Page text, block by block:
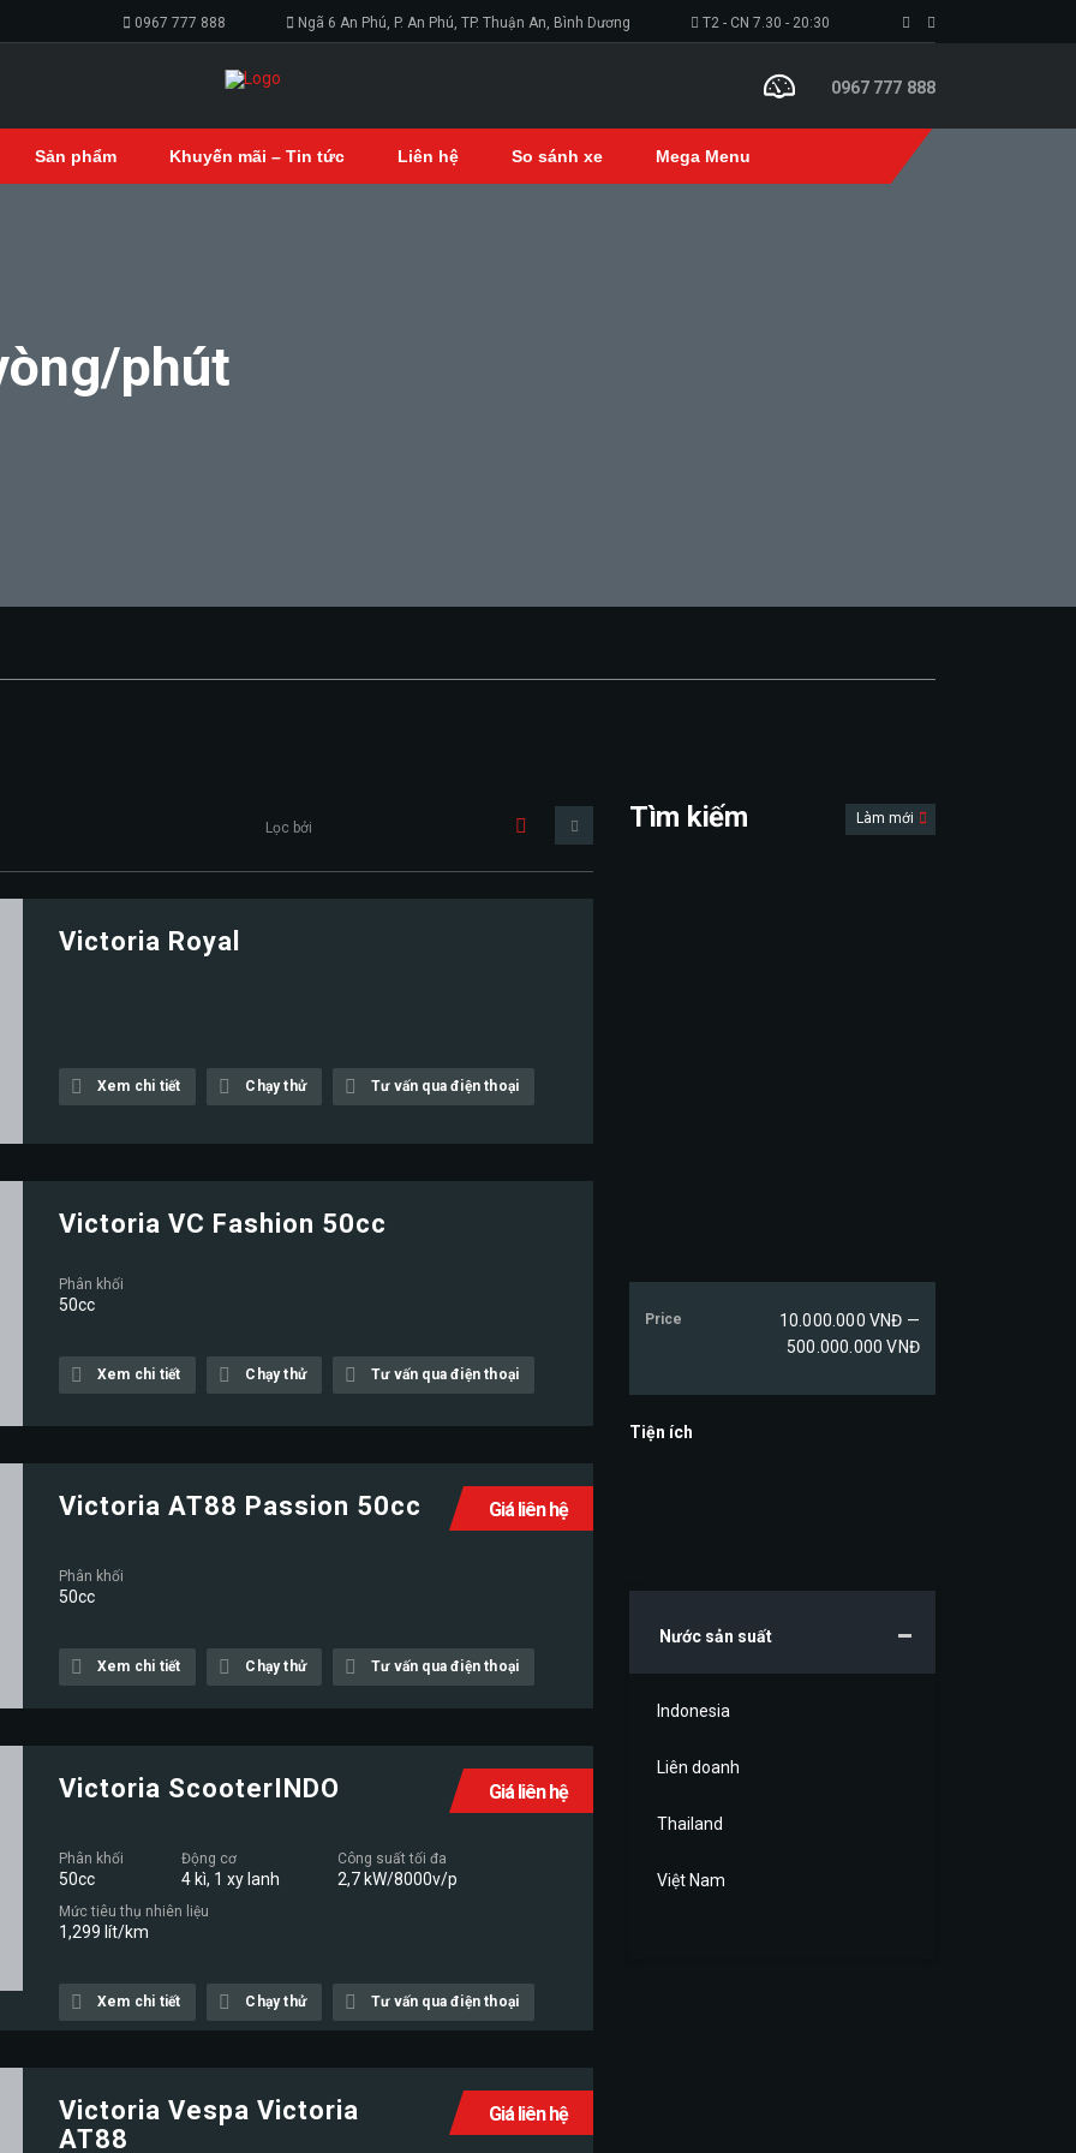
T2 - CN 7.30 - 20:30
Ngã 6 An Phú, P. An Phú, TP. Thuận An, Bình Dương
0967 777 888
0967 777 888
Sản phẩm Khuyến mãi – Tin tức Liên hệ So sánh xe Mega Menu
phút
Tìm kiếm Làm mới
Price
10.000.000 VNĐ —
500.000.000 VNĐ
Tiện ích
Nước sản suất
Indonesia
Liên doanh
Thailand
Việt Nam
Lọc bởi
Victoria Royal
Xem chi tiết Chạy thử Tư vấn qua điện thoại
Victoria VC Fashion 50cc
Phân khối
50cc
Xem chi tiết Chạy thử Tư vấn qua điện thoại
Giá liên hệ
Victoria AT88 Passion 50cc
Phân khối
50cc
Xem chi tiết Chạy thử Tư vấn qua điện thoại
Giá liên hệ
Victoria ScooterINDO
Phân khối
50cc
Động cơ
4 kì, 1 xy lanh
Công suất tối đa
2,7 kW/8000v/p
Mức tiêu thụ nhiên liệu
1,299 lít/km
Xem chi tiết Chạy thử Tư vấn qua điện thoại
Giá liên hệ
Victoria Vespa Victoria
AT88